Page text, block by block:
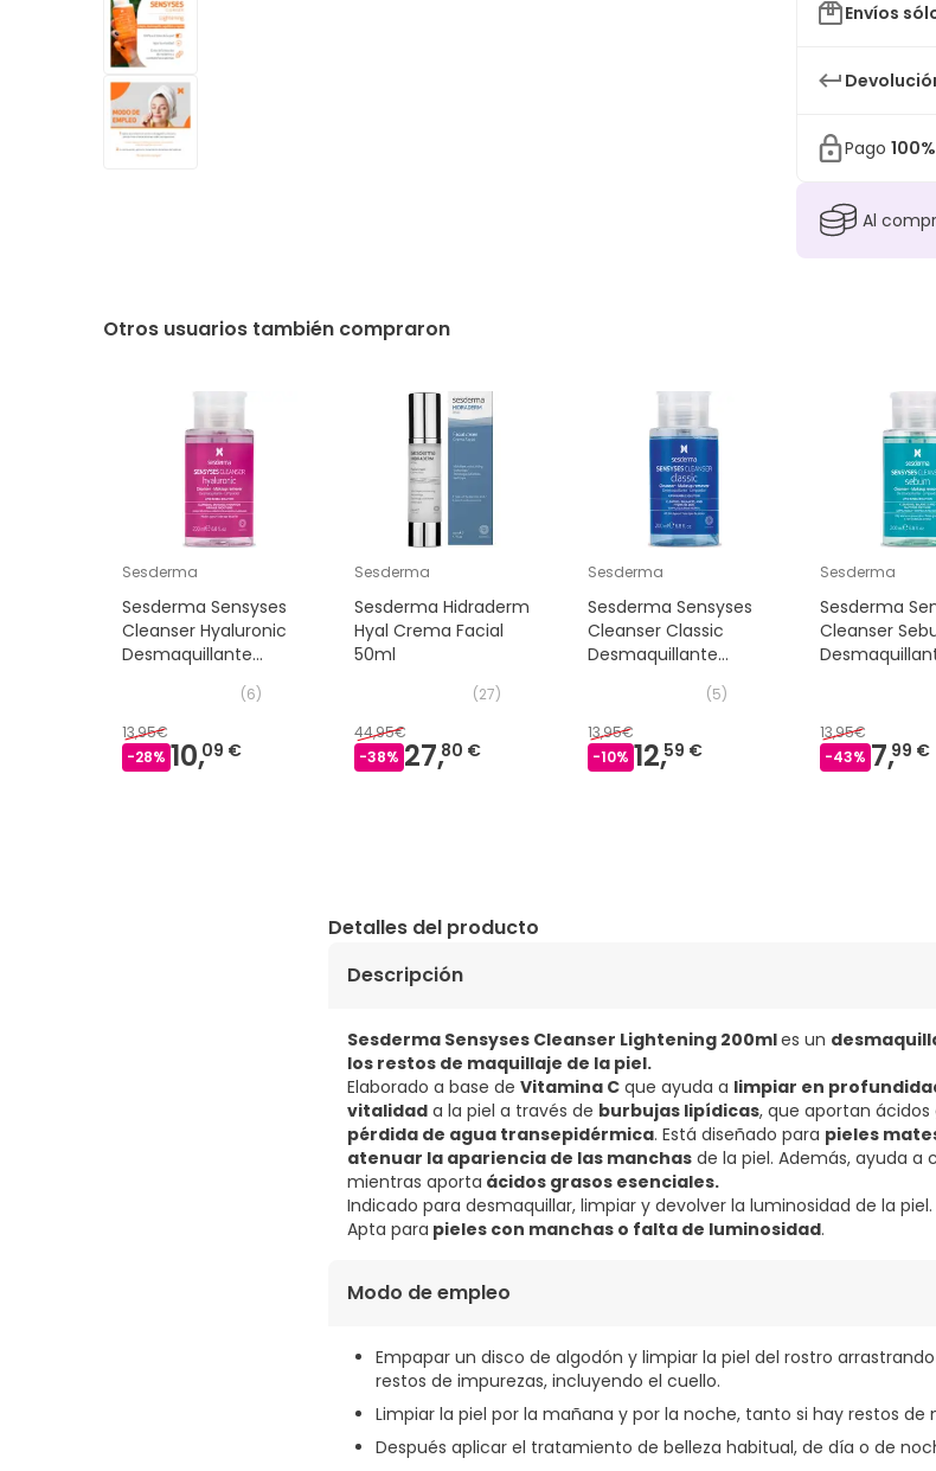
Envíos
Pago
Al
Otros usuarios también compraron
Sesderma
Sesderma Sensyses
Cleanser Hyaluronic
Desmaquillante
(6)
13,95€
-28% 10,09 €
Sesderma
Sesderma Hidraderm
Hyal Crema Facial
50ml
(27)
44,95€
-38% 27,80 €
Sesderma
Sesderma Sensyses
Cleanser Classic
Desmaquillante
(5)
13,95€
-10% 12,59 €
Sesderma
Sesderma
Cleanser
13,95€
-43% 7,99 €
Detalles del producto
Descripción
Sesderma Sensyses Cleanser Lightening 200mles un
los restos de maquillaje de la piel.
Elaborado a base de Vitamina C que ayuda a limpiar en
vitalidad a la piel a través de burbujas lipídicas, que aportan ácidos
pérdida de agua transepidérmica. Está diseñado para pieles
atenuar la apariencia de las manchas de la piel. Además, ayuda a c
mientras aporta ácidos grasos esenciales.
Indicado para desmaquillar, limpiar y devolver la luminosidad de la piel.
Apta para pieles con manchas o falta de luminosidad.
Modo de empleo
Empapar un disco de algodón y limpiar la piel del rostro
restos de impurezas, incluyendo el cuello.
Limpiar la piel por la mañana y por la noche, tanto si hay restos de
Después aplicar el tratamiento de belleza habitual, de día o de